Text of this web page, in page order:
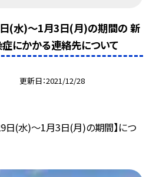
(水)〜1月3日(月)の期間の 新
にかかる連絡先について
更新日 2021/12/28
日(水)〜1月3日(月)の期間】につ